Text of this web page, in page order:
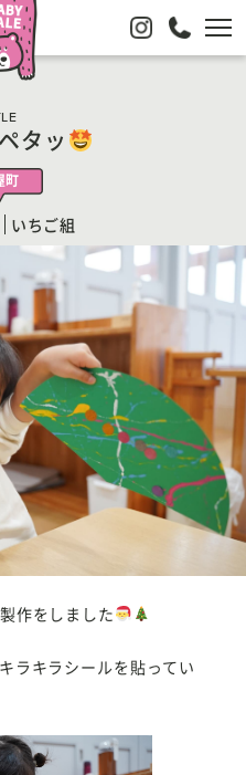
タッ
町
いちご組
作をしました
ラキラシールを貼ってい